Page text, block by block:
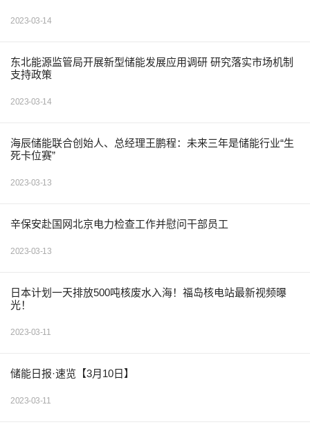
2023-03-14
东北能源监管局开展新型储能发展应用调研 研究落实市场机制
支持政策
2023-03-14
海辰储能联合创始人、总经理王鹏程：未来三年是储能行业“生
死卡位赛”
2023-03-13
辛保安赴国网北京电力检查工作并慰问干部员工
2023-03-13
日本计划一天排放500吨核废水入海！福岛核电站最新视频曝
光！
2023-03-11
储能日报·速览【3月10日】
2023-03-11